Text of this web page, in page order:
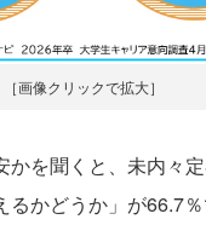
［画像クリックで拡大］
を聞くと、未内々
るかどうか」が66.7